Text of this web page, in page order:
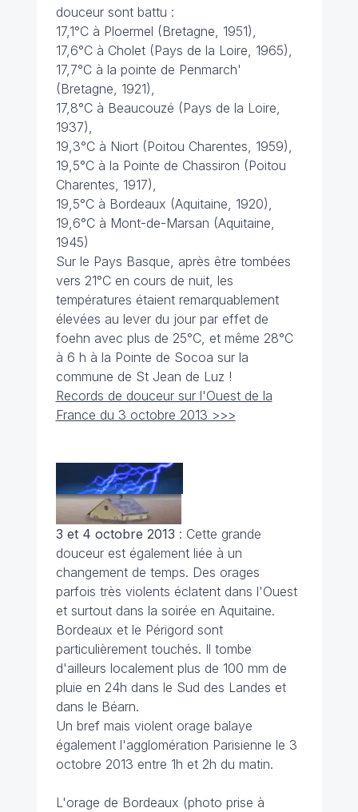
douceur sont battu :
17,1°C à Ploermel (Bretagne, 1951),
17,6°C à Cholet (Pays de la Loire, 1965),
17,7°C à la pointe de Penmarch'
(Bretagne, 1921),
17,8°C à Beaucouzé (Pays de la Loire,
1937),
19,3°C à Niort (Poitou Charentes, 1959),
19,5°C à la Pointe de Chassiron (Poitou
Charentes, 1917),
19,5°C à Bordeaux (Aquitaine, 1920),
19,6°C à Mont-de-Marsan (Aquitaine,
1945)
Sur le Pays Basque, après être tombées
vers 21°C en cours de nuit, les
températures étaient remarquablement
élevées au lever du jour par effet de
foehn avec plus de 25°C, et même 28°C
à 6 h à la Pointe de Socoa sur la
commune de St Jean de Luz !
Records de douceur sur l'Ouest de la
France du 3 octobre 2013 >>>
3 et 4 octobre 2013 : Cette grande
douceur est également liée à un
changement de temps. Des orages
parfois très violents éclatent dans l'Ouest
et surtout dans la soirée en Aquitaine.
Bordeaux et le Périgord sont
particulièrement touchés. Il tombe
d'ailleurs localement plus de 100 mm de
pluie en 24h dans le Sud des Landes et
dans le Béarn.
Un bref mais violent orage balaye
également l'agglomération Parisienne le 3
octobre 2013 entre 1h et 2h du matin.
L'orage de Bordeaux (photo prise à